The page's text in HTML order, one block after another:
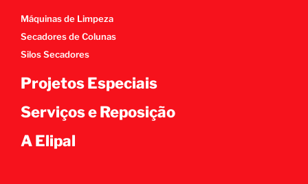
Máquinas de Limpeza
Secadores de Colunas
Silos Secadores
Projetos Especiais
Serviços e Reposição
A Elipal